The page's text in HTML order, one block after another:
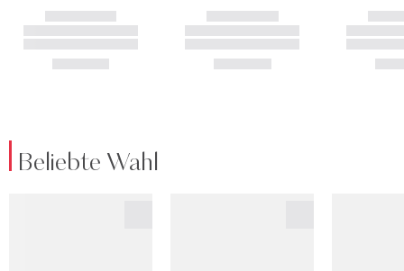
Beliebte Wahl